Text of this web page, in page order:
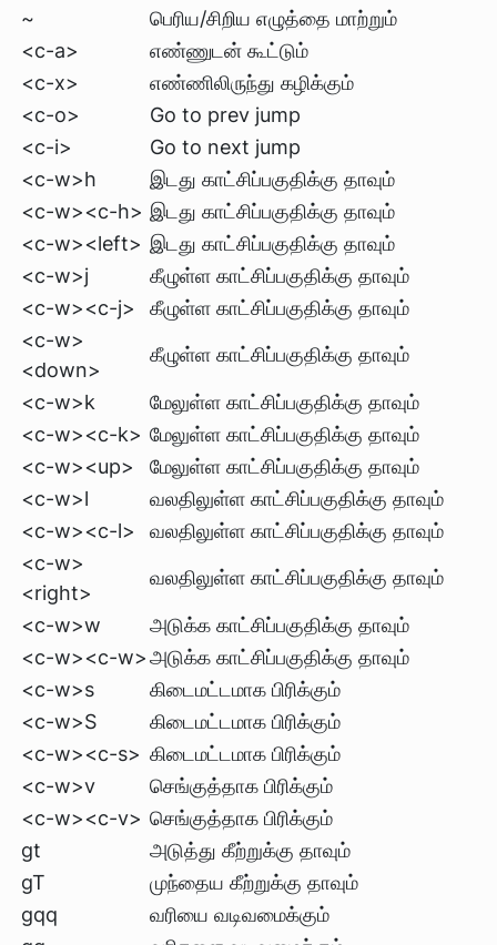
~
பெரிய/சிறிய எழுத்தை மாற்றும்
<c-a>
எண்ணுடன் கூட்டும்
<c-x>
எண்ணிலிருந்து கழிக்கும்
<c-o>
Go to prev jump
<c-i>
Go to next jump
<c-w>h
இடது காட்சிப்பகுதிக்கு தாவும்
<c-w><c-h> இடது காட்சிப்பகுதிக்கு தாவும்
<c-w><left> இடது காட்சிப்பகுதிக்கு தாவும்
<c-w>j
கீழுள்ள காட்சிப்பகுதிக்கு தாவும்
<c-w><c-j>
கீழுள்ள காட்சிப்பகுதிக்கு தாவும்
<c-w>
<down>
கீழுள்ள காட்சிப்பகுதிக்கு தாவும்
<c-w>k
மேலுள்ள காட்சிப்பகுதிக்கு தாவும்
<c-w><c-k> மேலுள்ள காட்சிப்பகுதிக்கு தாவும்
<c-w><up>
மேலுள்ள காட்சிப்பகுதிக்கு தாவும்
<c-w>l
வலதிலுள்ள காட்சிப்பகுதிக்கு தாவும்
<c-w><c-l>
வலதிலுள்ள காட்சிப்பகுதிக்கு தாவும்
<c-w>
<right>
வலதிலுள்ள காட்சிப்பகுதிக்கு தாவும்
<c-w>w
அடுக்க காட்சிப்பகுதிக்கு தாவும்
<c-w><c-w>அடுக்க காட்சிப்பகுதிக்கு தாவும்
<c-w>s
கிடைமட்டமாக பிரிக்கும்
<c-w>S
கிடைமட்டமாக பிரிக்கும்
<c-w><c-s> கிடைமட்டமாக பிரிக்கும்
<c-w>v
செங்குத்தாக பிரிக்கும்
<c-w><c-v> செங்குத்தாக பிரிக்கும்
gt
அடுத்து கீற்றுக்கு தாவும்
gT
முந்தைய கீற்றுக்கு தாவும்
gqq
வரியை வடிவமைக்கும்